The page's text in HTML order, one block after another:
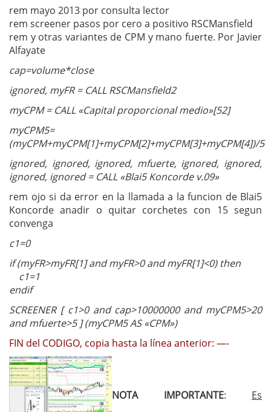
rem mayo 2013 por consulta lector
rem screener pasos por cero a positivo RSCMansfield
rem y otras variantes de CPM y mano fuerte. Por Javier
Alfayate
cap=volume*close
ignored, myFR = CALL RSCMansfield2
myCPM = CALL «Capital proporcional medio»[52]
myCPM5=
(myCPM+myCPM[1]+myCPM[2]+myCPM[3]+myCPM[4])/5
ignored, ignored, ignored, mfuerte, ignored, ignored,
ignored, ignored = CALL «Blai5 Koncorde v.09»
rem ojo si da error en la llamada a la funcion de Blai5
Koncorde anadir o quitar corchetes con 15 segun
convenga
c1=0
if (myFR>myFR[1] and myFR>0 and myFR[1]<0) then
c1=1
endif
SCREENER [ c1>0 and cap>10000000 and myCPM5>20
and mfuerte>5 ] (myCPM5 AS «CPM»)
FIN del CODIGO, copia hasta la línea anterior: —-
NOTA IMPORTANTE: Es